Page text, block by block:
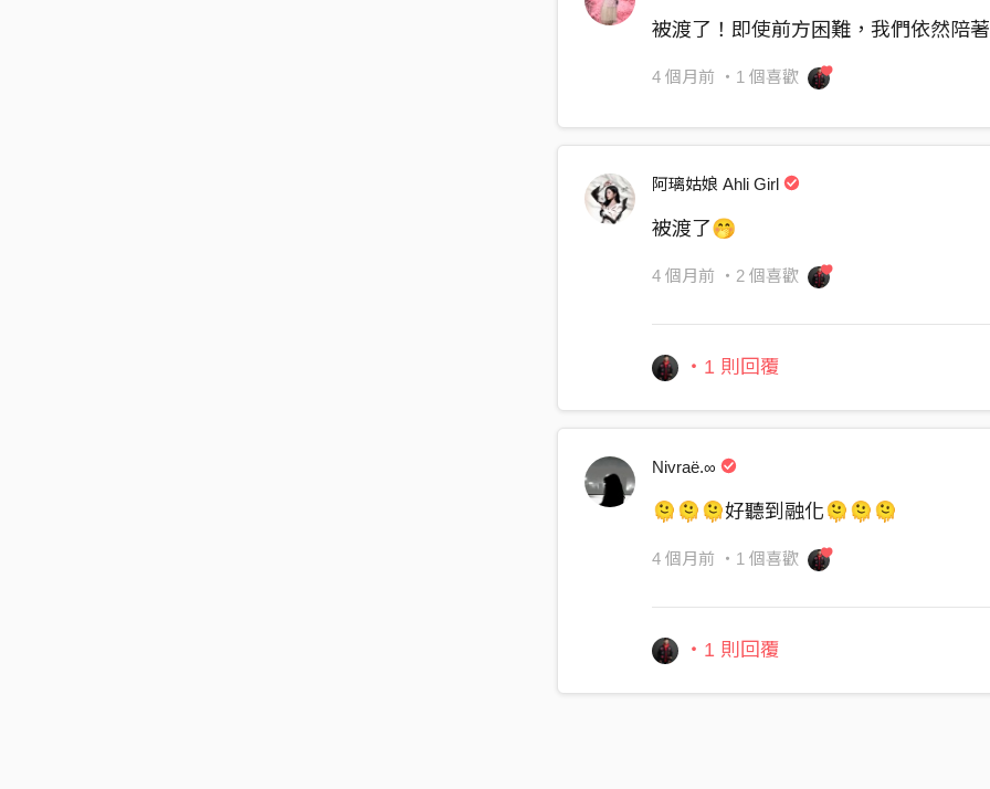
不寂寞 渡你也渡我
只要肩並肩 脆弱就跨越
退步原來是向前
習慣守著眼前的沙攤
卻忘了潮汐 會把人
我乘這條船 往你的彼岸
我乘這條船 望向同一片星空
不寂寞 渡你也渡我
一次次地得到 一次次地放下
才懂得渡人也是渡自己 的眉角
被渡了！即使前方困難，我們依然陪
4 個月前 ・1 個喜歡
阿璃姑娘 Ahli Girl
被渡了🤭
4 個月前 ・2 個喜歡
・1 則回覆
Nivraë.∞
🫠🫠🫠好聽到融化🫠🫠🫠
4 個月前 ・1 個喜歡
・1 則回覆